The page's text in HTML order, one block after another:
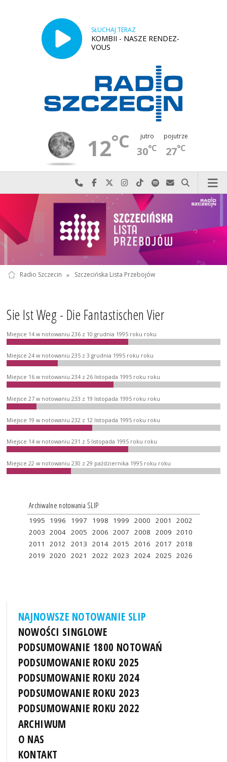
SŁUCHAJ TERAZ
KOMBII - NASZE RENDEZ-
VOUS
12°C jutro
30°C
pojutrze
27°C
Najlepiej po prostu do nas zadzwoń
Odwiedź nas na Facebook-u
Odwiedź nas na X
Odwiedź nas na Instagram-ie
Odwiedź nas na TikTok-u
Szukaj nas na Spotify
Wyślij do nas
Szukaj
Radio Szczecin » Szczecińska Lista Przebojów
Sie Ist Weg - Die Fantastischen Vier
Miejsce 14 w notowaniu 236 z 10 grudnia 1995 roku roku
Miejsce 24 w notowaniu 235 z 3 grudnia 1995 roku roku
Miejsce 16 w notowaniu 234 z 26 listopada 1995 roku roku
Miejsce 27 w notowaniu 233 z 19 listopada 1995 roku roku
Miejsce 19 w notowaniu 232 z 12 listopada 1995 roku roku
Miejsce 14 w notowaniu 231 z 5 listopada 1995 roku roku
Miejsce 22 w notowaniu 230 z 29 października 1995 roku roku
Archiwalne notowania SLIP
1995 1996 1997 1998 1999 2000 2001
2002
2003 2004 2005 2006 2007 2008 2009 2010
2011
2012 2013 2014 2015 2016 2017 2018
2019 2020 2021 2022 2023 2024 2025 2026
NAJNOWSZE NOTOWANIE SLIP
NOWOŚCI SINGLOWE
PODSUMOWANIE 1800 NOTOWAŃ
PODSUMOWANIE ROKU 2025
PODSUMOWANIE ROKU 2024
PODSUMOWANIE ROKU 2023
PODSUMOWANIE ROKU 2022
ARCHIWUM
O NAS
KONTAKT